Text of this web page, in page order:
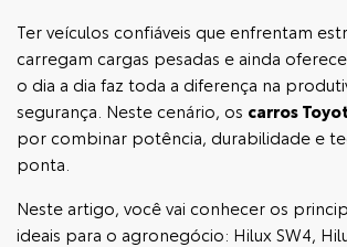
Ter veículos confiáveis que enfrentam
carregam cargas pesadas e ainda
o dia a dia faz toda a diferença na
segurança. Neste cenário, os carros
por combinar potência, durabilidade e
ponta.
Neste artigo, você vai conhecer os
ideais para o agronegócio: Hilux SW4,